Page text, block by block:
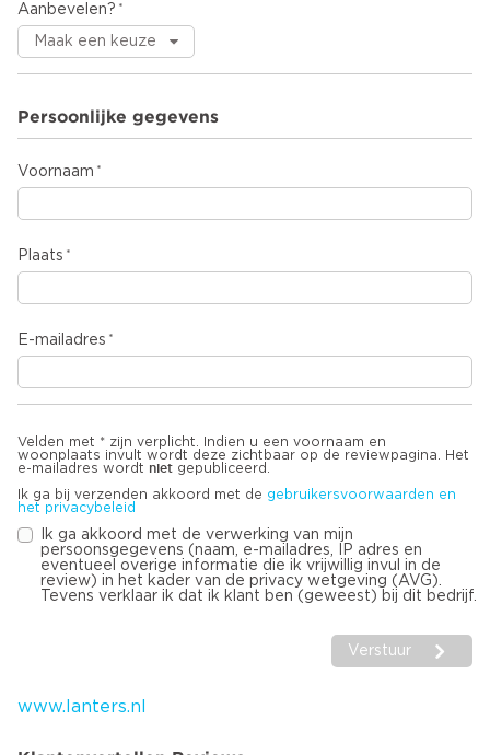
Aanbevelen?
Persoonlijke gegevens
Voornaam
Plaats
E-mailadres
Velden met * zijn verplicht. Indien u een voornaam en
woonplaats invult wordt deze zichtbaar op de reviewpagina. Het
e-mailadres wordt niet gepubliceerd.
Ik ga bij verzenden akkoord met de gebruikersvoorwaarden en
het privacybeleid
Ik ga akkoord met de verwerking van mijn
persoonsgegevens (naam, e-mailadres, IP adres en
eventueel overige informatie die ik vrijwillig invul in de
review) in het kader van de privacy wetgeving (AVG).
Tevens verklaar ik dat ik klant ben (geweest) bij dit bedrijf.
Verstuur
www.lanters.nl